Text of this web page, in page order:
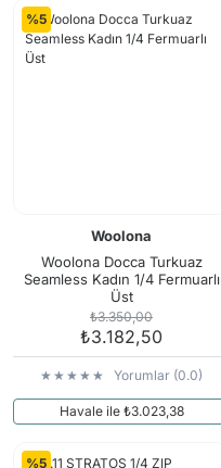
%5
Woolona
Woolona Docca Turkuaz
Seamless Kadın 1/4 Fermuarlı
Üst
₺3.350,00
₺3.182,50
Yorumlar (0.0)
Havale ile ₺3.023,38
%5